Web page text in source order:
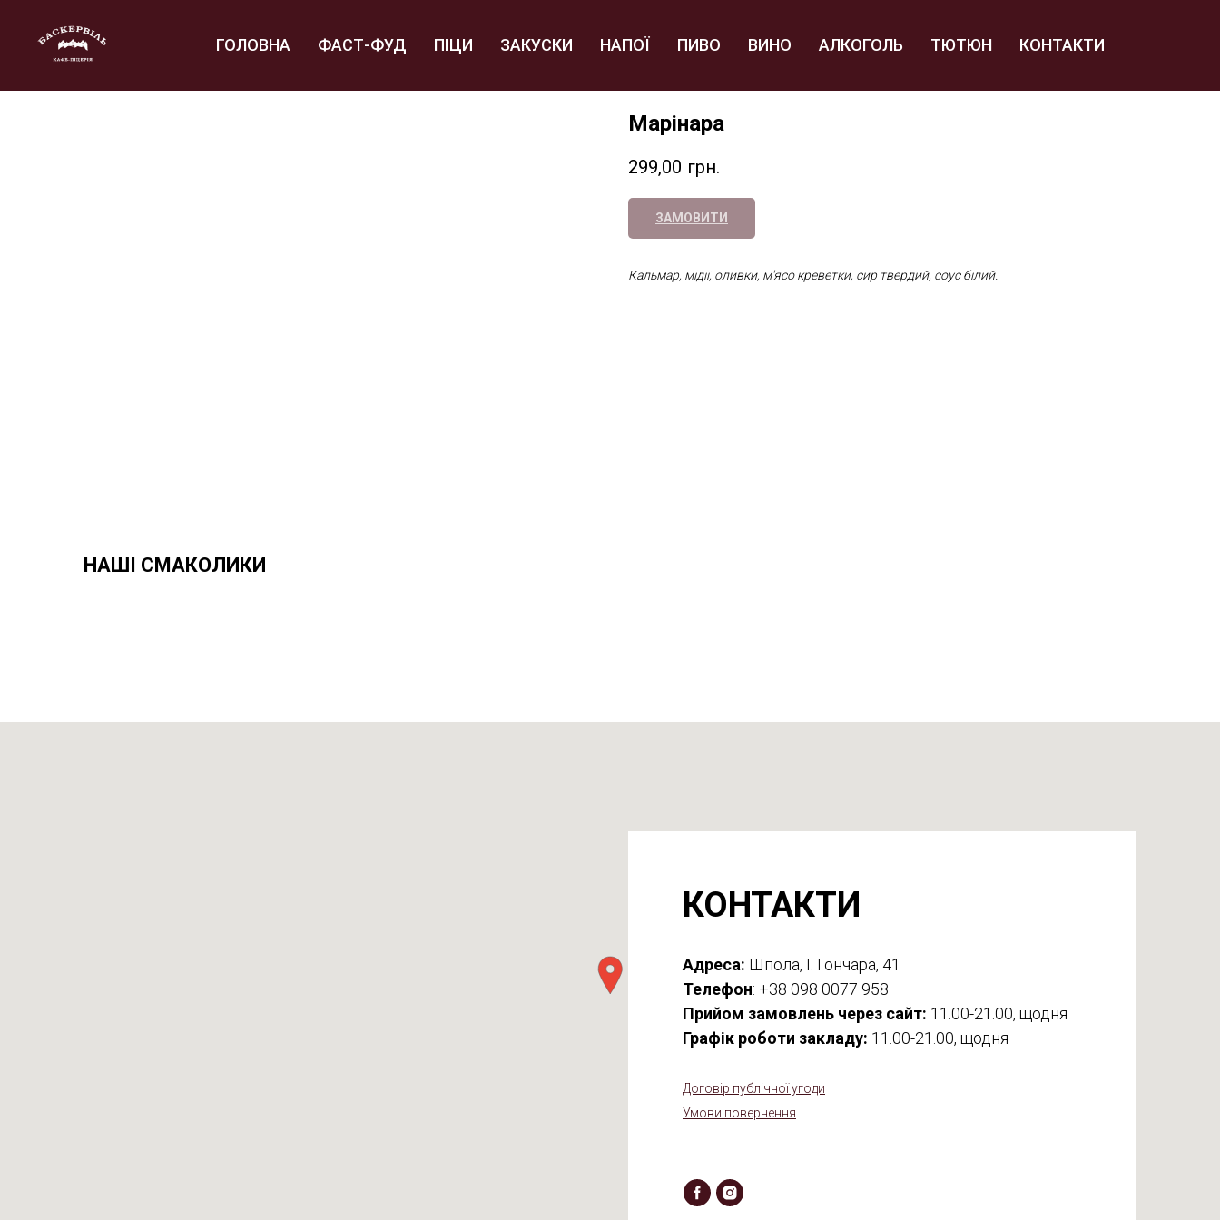
ГОЛОВНА ФАСТ-ФУД ПІЦИ ЗАКУСКИ НАПОЇ ПИВО ВИНО АЛКОГОЛЬ ТЮТЮН КОНТАКТИ
Марінара
299,00 грн.
ЗАМОВИТИ
Кальмар, мідії, оливки, м'ясо креветки, сир твердий, соус білий.
НАШІ СМАКОЛИКИ
КОНТАКТИ
Адреса: Шпола, І. Гончара, 41
Телефон: +38 098 0077 958
Прийом замовлень через сайт: 11.00-21.00, щодня
Графік роботи закладу: 11.00-21.00, щодня
Договір публічної угоди
Умови повернення